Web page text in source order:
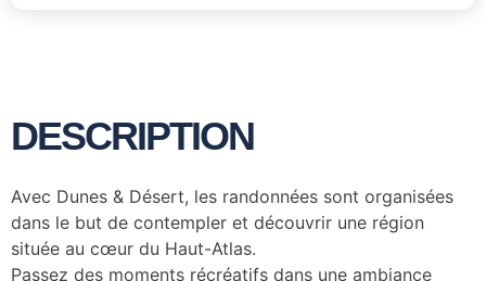
DESCRIPTION
Avec Dunes & Désert, les randonnées sont organisées
dans le but de contempler et découvrir une région
située au cœur du Haut-Atlas.
Passez des moments récréatifs dans une ambiance